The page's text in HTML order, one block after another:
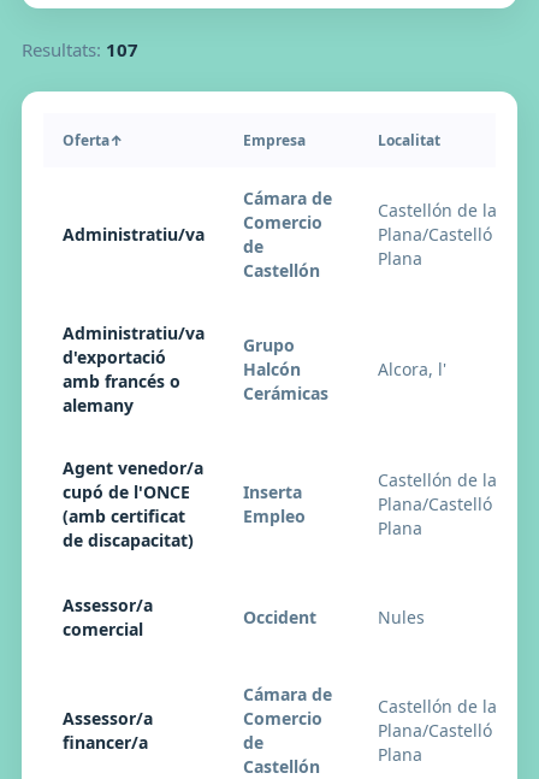
Resultats: 107
Oferta↑ Empresa Localitat
Administratiu/va
Cámara de
Comercio
de
Castellón
Castellón de la
Plana/Castelló de la
Plana
Administratiu/va
d'exportació
amb francés o
alemany
Grupo
Halcón
Cerámicas
Alcora, l'
Agent venedor/a
cupó de l'ONCE
(amb certificat
de discapacitat)
Inserta
Empleo
Castellón de la
Plana/Castelló de la
Plana
Assessor/a
comercial
Occident Nules
Assessor/a
financer/a
Cámara de
Comercio
de
Castellón
Castellón de la
Plana/Castelló de la
Plana